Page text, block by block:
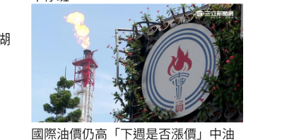
國際油價仍高「下週是否漲價」中油